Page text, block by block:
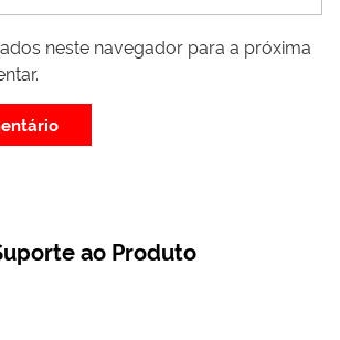
neste navegador para a próxima
ao Produto